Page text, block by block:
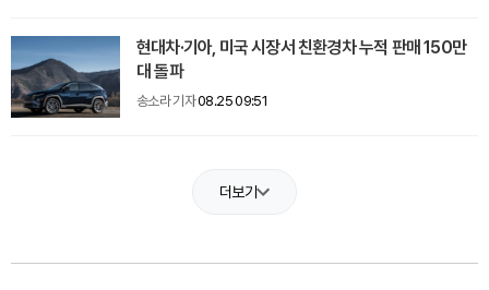
현대차·기아, 미국 시장서 친환경차 누적 판매 150만
대 돌파
송소라 기자08.25 09:51
더보기